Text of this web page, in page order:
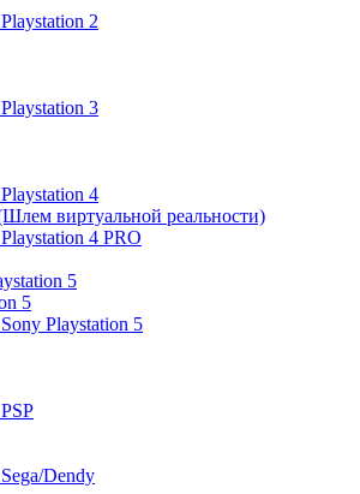
2
3
4
виртуальной реальности)
4 PRO
5
5
Playstation 5
Dendy